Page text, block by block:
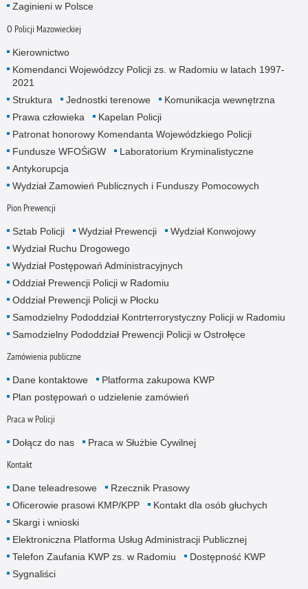
Zaginieni w Polsce
O Policji Mazowieckiej
Kierownictwo
Komendanci Wojewódzcy Policji zs. w Radomiu w latach 1997-
2021
Struktura
Jednostki terenowe
Komunikacja wewnętrzna
Prawa człowieka
Kapelan Policji
Patronat honorowy Komendanta Wojewódzkiego Policji
Fundusze WFOŚiGW
Laboratorium Kryminalistyczne
Antykorupcja
Wydział Zamowień Publicznych i Funduszy Pomocowych
Pion Prewencji
Sztab Policji Wydział Prewencji
Wydział Konwojowy
Wydział Ruchu Drogowego
Wydział Postępowań Administracyjnych
Oddział Prewencji Policji w Radomiu
Oddział Prewencji Policji w Płocku
Samodzielny Pododdział Kontrterrorystyczny Policji w Radomiu
Samodzielny Pododdział Prewencji Policji w Ostrołęce
Zamówienia publiczne
Dane kontaktowe
Platforma zakupowa KWP
Plan postępowań o udzielenie zamówień
Praca w Policji
Dołącz do nas Praca w Służbie Cywilnej
Kontakt
Dane teleadresowe
Rzecznik Prasowy
Oficerowie prasowi KMP/KPP
Kontakt dla osób głuchych
Skargi i wnioski
Elektroniczna Platforma Usług Administracji Publicznej
Telefon Zaufania KWP zs. w Radomiu
Dostępność KWP
Sygnaliści